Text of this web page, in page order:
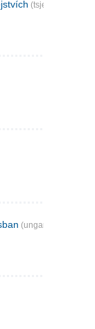
(tsjekkisk)
(ungarsk)